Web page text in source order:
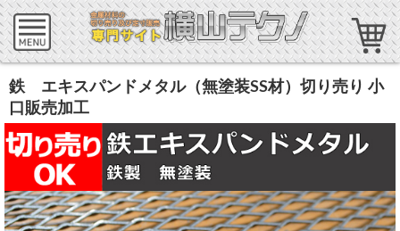
鉄 エキスパンドメタル（無塗装SS材）切り売り 小
口販売加工